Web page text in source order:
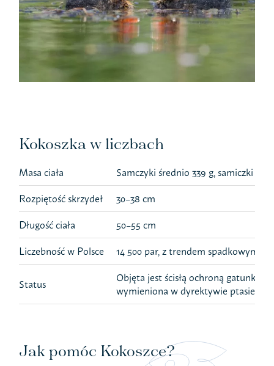
Kokoszka w liczbach
Masa ciała Samczyki średnio 339 g, samiczki 271
Rozpiętość skrzydeł 30–38 cm
Długość ciała 50–55 cm
Liczebność w Polsce 14 500 par, z trendem spadkowym
Status
Objęta jest ścisłą ochroną
wymieniona w dyrektywie ptasiej.
Jak pomóc Kokoszce?